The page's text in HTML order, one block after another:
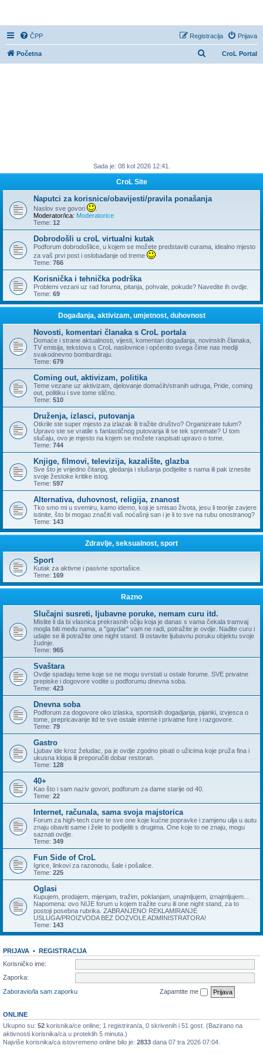
ČPP Prijava
Registracija
CroL Portal
Početna
Sada je: 08 kol 2026 12:41.
CroL Site
Naputci za korisnice/obavijesti/pravila ponašanja
Naslov sve govori
Moderator/ica: Moderatorice
Teme: 12
Dobrodošli u croL virtualni kutak
Podforum dobrodošlice, u kojem se možete predstaviti curama, idealno mjesto
za vaš prvi post i oslobađanje od treme
Teme: 766
Korisnička i tehnička podrška
Problemi vezani uz rad foruma, pitanja, pohvale, pokude? Navedite ih ovdje.
Teme: 69
Događanja, aktivizam, umjetnost, duhovnost
Novosti, komentari članaka s CroL portala
Domaće i strane aktualnosti, vijesti, komentari događanja, novinskih članaka,
TV emisija, tekstova s CroL naslovnice i općenito svega čime nas mediji
svakodnevno bombardiraju.
Teme: 679
Coming out, aktivizam, politika
Teme vezane uz aktivizam, djelovanje domaćih/stranih udruga, Pride, coming
out, politiku i sve tome slično.
Teme: 510
Druženja, izlasci, putovanja
Otkrile ste super mjesto za izlazak ili tražite društvo? Organizirate tulum?
Upravo ste se vratile s fantastičnog putovanja ili se tek spremate? U tom
slučaju, ovo je mjesto na kojem se možete raspisati upravo o tome.
Teme: 744
Knjige, filmovi, televizija, kazalište, glazba
Sve što je vrijedno čitanja, gledanja i slušanja podijelite s nama ili pak iznesite
svoje žestoke kritike istog.
Teme: 597
Alternativa, duhovnost, religija, znanost
Tko smo mi u svemiru, kamo idemo, koji je smisao života, jesu li teorije zavjere
istinite, što bi mogao značiti vaš noćašnji san i je li to sve na rubu onostranog?
Teme: 143
Zdravlje, seksualnost, sport
Sport
Kutak za aktivne i pasivne sportašice.
Teme: 169
Razno
Slučajni susreti, ljubavne poruke, nemam curu itd.
Mislite li da bi vlasnica prekrasnih očiju koja je danas s vama čekala tramvaj
mogla biti među nama, a "gaydar" vam ne radi, potražite je ovdje. Nađite curu i
udajte se ili potražite one night stand. Ili ostavite ljubavnu poruku objektu svoje
žudnje.
Teme: 965
Svaštara
Ovdje spadaju teme koje se ne mogu svrstati u ostale forume. SVE privatne
prepiske i dogovore vodite u podforumu dnevna soba.
Teme: 423
Dnevna soba
Podforum za dogovore oko izlaska, sportskih dogadjanja, pijanki, izvjesca o
tome, prepricavanje itd te sve ostale interne i privatne fore i razgovore.
Teme: 79
Gastro
Ljubav ide kroz želudac, pa je ovdje zgodno pisati o užicima koje pruža fina i
ukusna klopa ili preporučiti dobar restoran.
Teme: 128
40+
Kao što i sam naziv govori, podforum za dame starije od 40.
Teme: 22
Internet, računala, sama svoja majstorica
Forum za high-tech cure te sve one koje kućne popravke i zamjenu ulja u autu
znaju obaviti same i žele to podijeliti s drugima. One koje to ne znaju, mogu
saznati ovdje.
Teme: 349
Fun Side of CroL
Igrice, linkovi za razonodu, šale i pošalice.
Teme: 225
Oglasi
Kupujem, prodajem, mijenjam, tražim, poklanjam, unajmljujem, iznajmljujem...
Napomena: ovo NIJE forum u kojem tražite curu ili one night stand, za to
postoji posebna rubrika. ZABRANJENO REKLAMIRANJE
USLUGA/PROIZVODA BEZ DOZVOLE ADMINISTRATORA!
Teme: 143
PRIJAVA • REGISTRACIJA
Korisničko ime:
Zaporka:
Zaboravio/la sam zaporku
Zapamtite me
ONLINE
Ukupno su: 52 korisnika/ce online; 1 registriran/a, 0 skrivenih i 51 gost. (Bazirano na
aktivnosti korisnika/ca u proteklih 5 minuta.)
Najviše korisnika/ca istovremeno online bilo je: 2833 dana 07 tra 2026 07:04.